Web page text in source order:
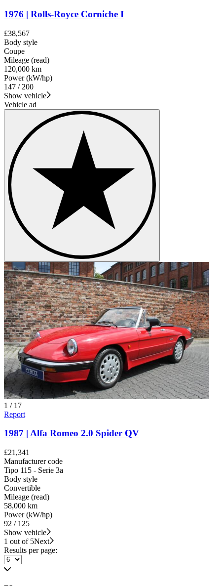
1976 | Rolls-Royce Corniche I
£38,567
Body style
Coupe
Mileage (read)
120,000 km
Power (kW/hp)
147 / 200
Show vehicle
Vehicle ad
1 / 17
Report
1987 | Alfa Romeo 2.0 Spider QV
£21,341
Manufacturer code
Tipo 115 - Serie 3a
Body style
Convertible
Mileage (read)
58,000 km
Power (kW/hp)
92 / 125
Show vehicle
1 out of 5Next
Results per page: